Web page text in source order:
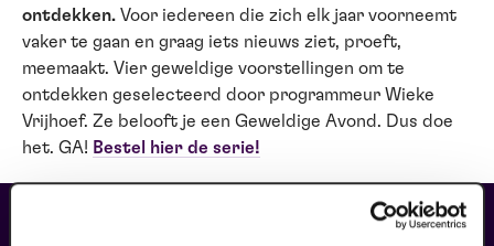
ontdekken. Voor iedereen die zich elk jaar voorneemt
vaker te gaan en graag iets nieuws ziet, proeft,
meemaakt. Vier geweldige voorstellingen om te
ontdekken geselecteerd door programmeur Wieke
Vrijhoef. Ze belooft je een Geweldige Avond. Dus doe
het. GA! Bestel hier de serie!